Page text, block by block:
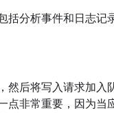
括分析事件和日志记录
然后将写入请求加入
点非常重要，因为当